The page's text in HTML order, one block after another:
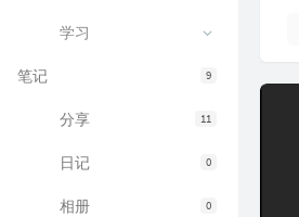
学习
9
笔记
11
分享
0
日记
0
相册